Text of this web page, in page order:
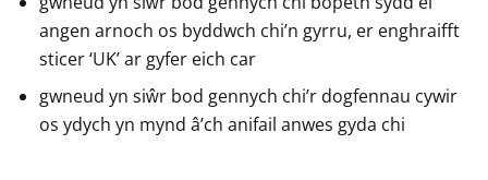
y
r
y
f
r
y
r
angen arnoch os byddwch chi’n gyrru, er enghraifft
sticer ‘UK’ ar gyfer eich car
gwneud yn siŵr bod gennych chi’r dogfennau cywir
os ydych yn mynd â’ch anifail anwes gyda chi